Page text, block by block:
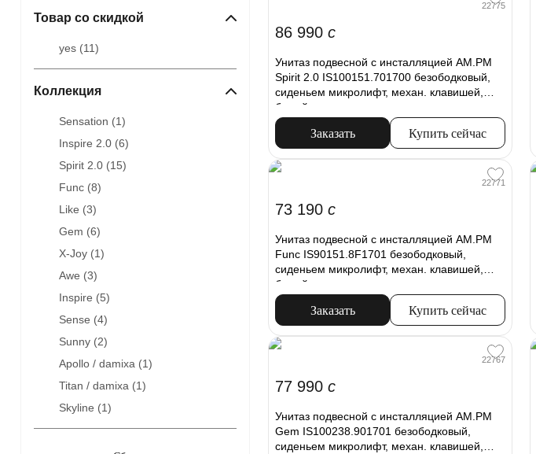
Товар со скидкой
yes (11)
Коллекция
Sensation (1)
Inspire 2.0 (6)
Spirit 2.0 (15)
Func (8)
Like (3)
Gem (6)
X-Joy (1)
Awe (3)
Inspire (5)
Sense (4)
Sunny (2)
Apollo / damixa (1)
Titan / damixa (1)
Skyline (1)
22775
86 990 c
Унитаз подвесной с инсталляцией AM.PM
Spirit 2.0 IS100151.701700 безободковый,
сиденьем микролифт, механ. клавишей,
белый
Заказать Купить сейчас
22771
73 190 c
Унитаз подвесной с инсталляцией AM.PM
Func IS90151.8F1701 безободковый,
сиденьем микролифт, механ. клавишей,
белый
Заказать Купить сейчас
22767
77 990 c
Унитаз подвесной с инсталляцией AM.PM
Gem IS100238.901701 безободковый,
сиденьем микролифт, механ. клавишей,